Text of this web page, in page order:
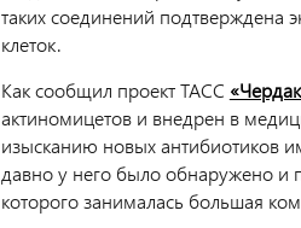
таких соединений подтверждена
клеток.
Как сообщил проект ТАСС
актиномицетов и внедрен в
изысканию новых антибиотиков
давно у него было обнаружено и
которого занималась большая